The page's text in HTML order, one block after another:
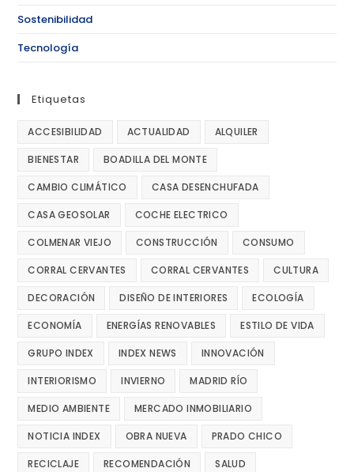
Sostenibilidad
Tecnología
Etiquetas
ACCESIBILIDAD ACTUALIDAD ALQUILER
BIENESTAR BOADILLA DEL MONTE
CAMBIO CLIMÁTICO CASA DESENCHUFADA
CASA GEOSOLAR COCHE ELECTRICO
COLMENAR VIEJO CONSTRUCCIÓN CONSUMO
CORRAL CERVANTES CORRAL CERVANTES CULTURA
DECORACIÓN DISEÑO DE INTERIORES ECOLOGÍA
ECONOMÍA ENERGÍAS RENOVABLES ESTILO DE VIDA
GRUPO INDEX INDEX NEWS INNOVACIÓN
INTERIORISMO INVIERNO MADRID RÍO
MEDIO AMBIENTE MERCADO INMOBILIARIO
NOTICIA INDEX OBRA NUEVA PRADO CHICO
RECICLAJE RECOMENDACIÓN SALUD